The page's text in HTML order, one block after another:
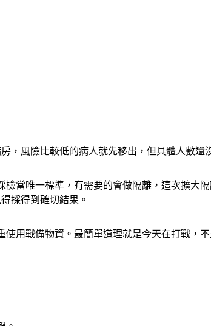
，風險比較低的病人就先移出，但具體人數還
當唯一標準，有需要的會做隔離，這次擴大
採得到確切結果。
用戰備物資。最簡單道理就是今天在打戰，